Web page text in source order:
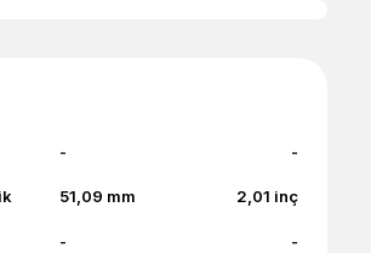
- -
51,09 mm 2,01 inç
- -